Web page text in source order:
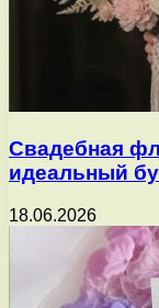
Свадебная
идеальный
18.06.2026